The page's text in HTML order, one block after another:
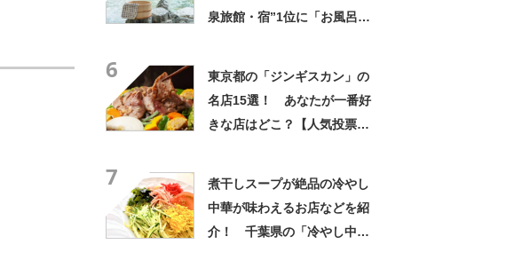
泉旅館・宿”1位に「お風呂が
6
東京都の「ジンギスカン」の
名店15選！ あなたが一番好
きな店はどこ？【人気投票実
7
煮干しスープが絶品の冷やし
中華が味わえるお店などを紹
介！ 千葉県の「冷やし中